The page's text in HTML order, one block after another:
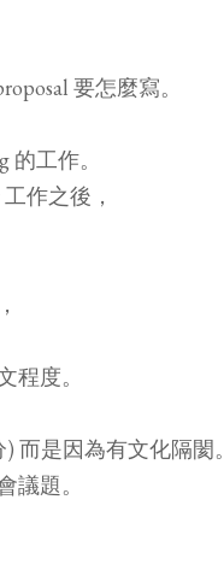
要怎麼寫。
工作。
作之後，
度。
是因為有文化隔閡。
題。